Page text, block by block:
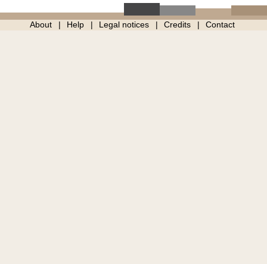
About Help Legal notices Credits Contact